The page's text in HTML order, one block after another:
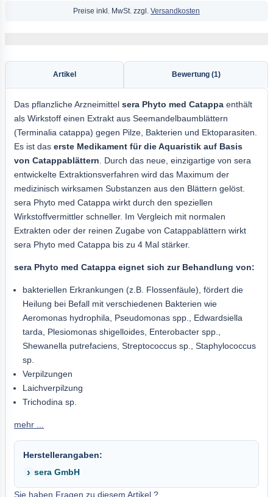
Preise inkl. MwSt. zzgl. Versandkosten
Artikel Bewertung (1)
Das pflanzliche Arzneimittel sera Phyto med Catappa enthält
als Wirkstoff einen Extrakt aus Seemandelbaumblättern
(Terminalia catappa) gegen Pilze, Bakterien und Ektoparasiten.
Es ist das erste Medikament für die Aquaristik auf Basis
von Catappablättern . Durch das neue, einzigartige von sera
entwickelte Extraktionsverfahren wird das Maximum der
medizinisch wirksamen Substanzen aus den Blättern gelöst.
sera Phyto med Catappa wirkt durch den speziellen
Wirkstoffvermittler schneller. Im Vergleich mit normalen
Extrakten oder der reinen Zugabe von Catappablättern wirkt
sera Phyto med Catappa bis zu 4 Mal stärker.
sera Phyto med Catappa eignet sich zur Behandlung von:
bakteriellen Erkrankungen (z.B. Flossenfäule), fördert die
Heilung bei Befall mit verschiedenen Bakterien wie
Aeromonas hydrophila, Pseudomonas spp., Edwardsiella
tarda, Plesiomonas shigelloides, Enterobacter spp.,
Shewanella putrefaciens, Streptococcus sp., Staphylococcus
sp.
Verpilzungen
Laichverpilzung
Trichodina sp.
mehr ...
Herstellerangaben:
sera GmbH
Sie haben Fragen zu diesem Artikel ?